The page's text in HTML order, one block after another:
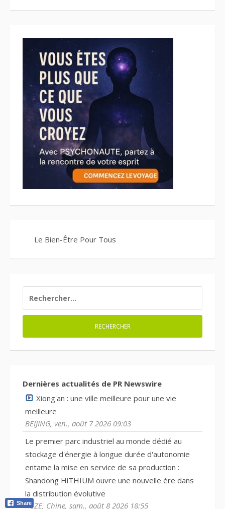
Le Bien-Être Pour Tous
Dernières actualités de PR Newswire
Xiong'an : une ville meilleure pour une vie
meilleure
BEIJING, ven., août 7 2026 09:03
Le premier parc industriel au monde dédié au
stockage d'énergie à longue durée d'autonomie
entame la mise en service de sa production :
Shandong HiTHIUM ouvre une nouvelle ère dans
la distribution évolutive
HEZE, Chine, sam., août 8 2026 18:55
Share